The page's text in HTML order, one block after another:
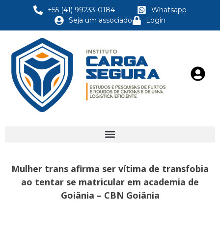
+55 (41) 99233-0184
Whatsapp
Seja um associado
Login
Mulher trans afirma ser vítima de transfobia
ao tentar se matricular em academia de
Goiânia – CBN Goiânia